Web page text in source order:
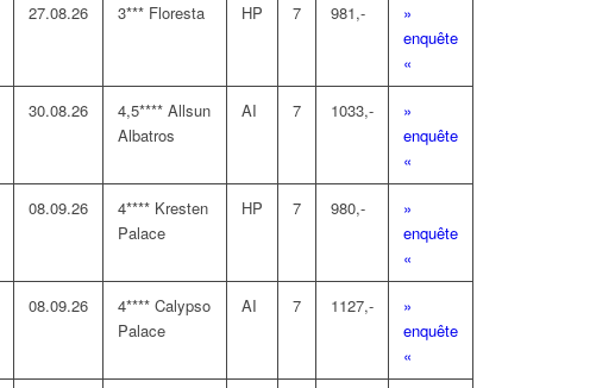
27.08.26 3*** Floresta HP 7 981,-
»
enquête
«
30.08.26
4,5**** Allsun
Albatros
AI 7 1033,-
»
enquête
«
08.09.26
4**** Kresten
Palace
HP 7 980,-
»
enquête
«
08.09.26
4**** Calypso
Palace
AI 7 1127,-
»
enquête
«